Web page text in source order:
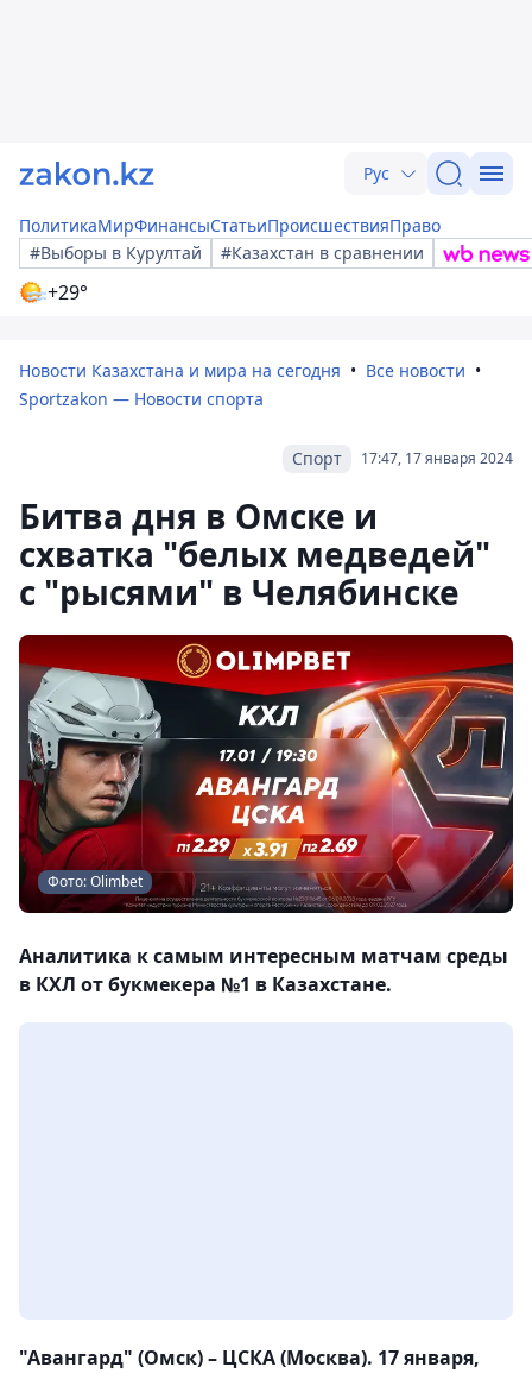
Рус
ПолитикаМирФинансыСтатьиПроисшествияПраво
#Выборы в Курултай
#Казахстан в сравнении
+29°
Новости Казахстана и мира на сегодня
Все новости
Sportzakon — Новости спорта
17:47, 17 января 2024
Спорт
Битва дня в Омске и
схватка "белых медведей"
с "рысями" в Челябинске
Фото: Olimbet
Аналитика к самым интересным матчам среды
в КХЛ от букмекера №1 в Казахстане.
"Авангард" (Омск) – ЦСКА (Москва). 17 января,